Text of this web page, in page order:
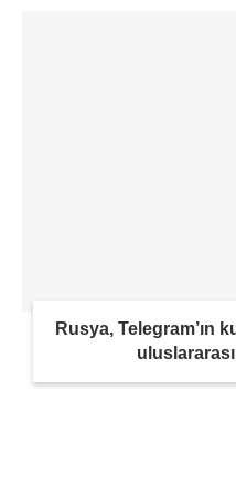
Rusya, Telegram’ın